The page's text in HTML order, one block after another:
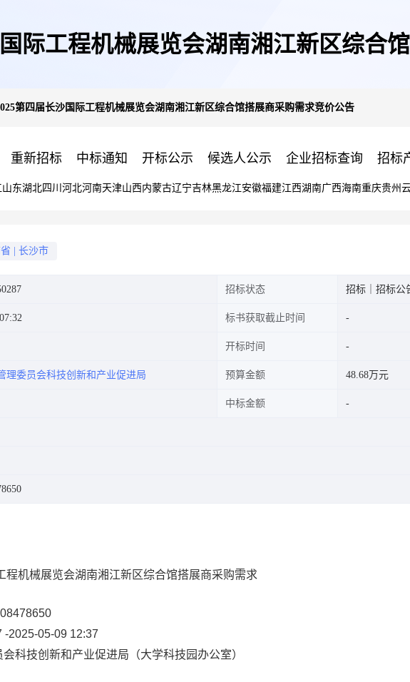
际工程机械展览会湖南湘江新区综合
第四届长沙国际工程机械展览会湖南湘江新区综合馆搭展商采购需求竞价公告
重新招标 中标通知 开标公示 候选人公示 企业招标查询 招标
山东湖北四川 河北河南天津山西内蒙古辽宁吉林黑龙江安徽福建江西湖南广西海南重庆贵州
长沙市
招标状态 招标｜招标公
标书获取截止时间
开标时间
理委员会科技创新和产业促进局 预算金额 48.68万元
中标金额
程机械展览会湖南湘江新区综合馆搭展商采购需求
-2025-05-09 12:37
科技创新和产业促进局（大学科技园办公室）